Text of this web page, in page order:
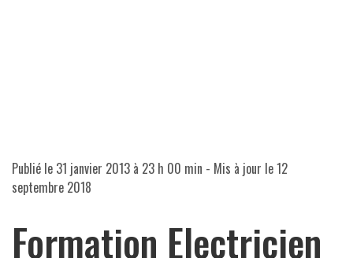
Publié le 31 janvier 2013 à 23 h 00 min - Mis à jour le12
septembre 2018
Formation Electricien